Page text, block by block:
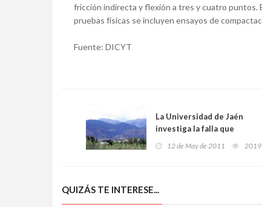
fricción indirecta y flexión a tres y cuatro puntos.
pruebas físicas se incluyen ensayos de
Fuente: DICYT
La Universidad de Jaén
investiga la falla que
provocó los terremotos de
12 de May de 2011 2019
QUIZÁS TE INTERESE...